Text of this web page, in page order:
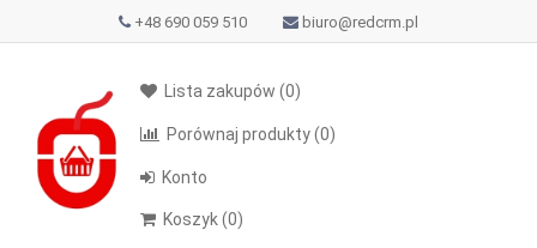
+48 690 059 510 biuro@redcrm.pl
Lista zakupów (0)
Porównaj produkty(0)
Konto
Koszyk(0)